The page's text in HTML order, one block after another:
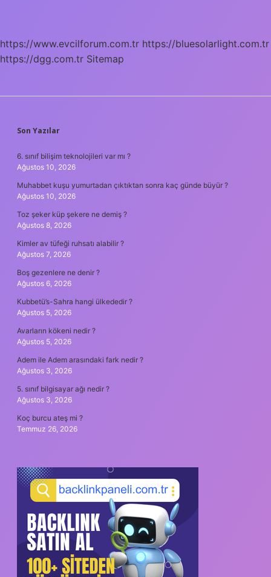
https://www.evcilforum.com.tr https://bluesolarlight.com.tr
https://dgg.com.tr Sitemap
SIDEBAR
Son Yazılar
6. sınıf bilişim teknolojileri var mı ?
Ağustos 10, 2026
Muhabbet kuşu yumurtadan çıktıktan sonra kaç günde büyür ?
Ağustos 10, 2026
Toz şeker küp şekere ne demiş ?
Ağustos 8, 2026
Kimler av tüfeği ruhsatı alabilir ?
Ağustos 7, 2026
Boş gezenlere ne denir ?
Ağustos 6, 2026
Kubbetü’s-Sahra hangi ülkededir ?
Ağustos 5, 2026
Avarların kökeni nedir ?
Ağustos 5, 2026
Adem ile Adem arasındaki fark nedir ?
Ağustos 3, 2026
5. sınıf bilgisayar ağı nedir ?
Ağustos 3, 2026
Koç burcu ateş mi ?
Temmuz 26, 2026